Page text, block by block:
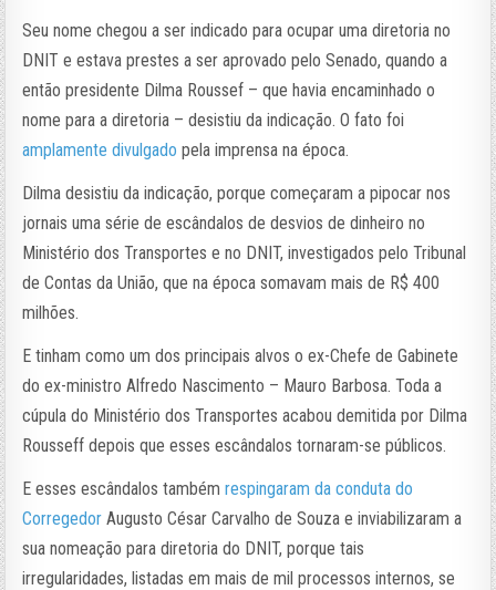
Seu nome chegou a ser indicado para ocupar uma diretoria no
DNIT e estava prestes a ser aprovado pelo Senado, quando a
então presidente Dilma Roussef – que havia encaminhado o
nome para a diretoria – desistiu da indicação. O fato foi
amplamente divulgado pela imprensa na época.
Dilma desistiu da indicação, porque começaram a pipocar nos
jornais uma série de escândalos de desvios de dinheiro no
Ministério dos Transportes e no DNIT, investigados pelo Tribunal
de Contas da União, que na época somavam mais de R$ 400
milhões.
E tinham como um dos principais alvos o ex-Chefe de Gabinete
do ex-ministro Alfredo Nascimento – Mauro Barbosa. Toda a
cúpula do Ministério dos Transportes acabou demitida por Dilma
Rousseff depois que esses escândalos tornaram-se públicos.
E esses escândalos tambémrespingaram da conduta do
CorregedorAugusto César Carvalho de Souza e inviabilizaram a
sua nomeação para diretoria do DNIT, porque tais
irregularidades, listadas em mais de mil processos internos, se